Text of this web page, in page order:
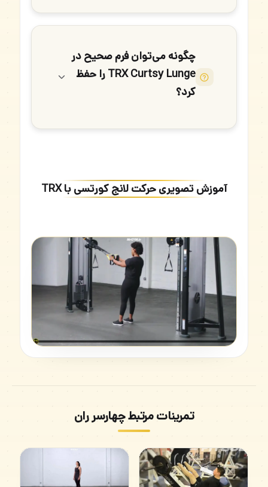
چگونه می‌توان فرم صحیح در
TRX Curtsy Lunge را حفظ
کرد؟
آموزش تصویری حرکت لانج کورتسی با TRX
تمرینات مرتبط چهارسر ران